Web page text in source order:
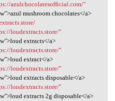
azulchocolatesofficial.com/"
mushroom chocolates</a>
loudextracts.store/"
extracts</a>
loudextracts.store/"
extract</a>
loudextracts.store/"
extracts disposable</a>
loudextracts.store/"
extracts 2g disposable</a>